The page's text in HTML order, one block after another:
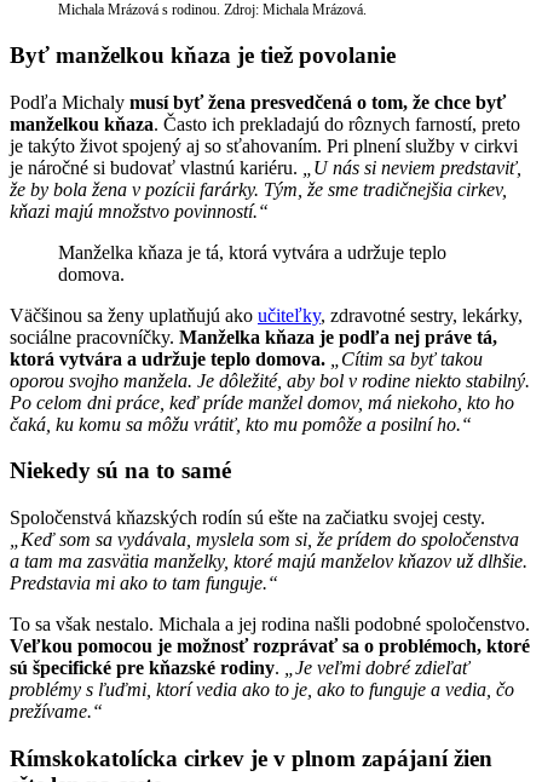
Michala Mrázová s rodinou. Zdroj: Michala Mrázová.
Byť manželkou kňaza je tiež povolanie
Podľa Michaly musí byť žena presvedčená o tom, že chce byť
manželkou kňaza. Často ich prekladajú do rôznych farností, preto
je takýto život spojený aj so sťahovaním. Pri plnení služby v cirkvi
je náročné si budovať vlastnú kariéru.
„U nás si neviem predstaviť,
že by bola žena v pozícii farárky. Tým, že sme tradičnejšia cirkev,
kňazi majú množstvo povinností.“
Manželka kňaza je tá, ktorá vytvára a udržuje teplo
domova.
Väčšinou sa ženy uplatňujú ako učiteľky, zdravotné sestry, lekárky,
sociálne pracovníčky. Manželka kňaza je podľa nej práve tá,
ktorá vytvára a udržuje teplo domova.
„Cítim sa byť takou
oporou svojho manžela. Je dôležité, aby bol v rodine niekto stabilný.
Po celom dni práce, keď príde manžel domov, má niekoho, kto ho
čaká, ku komu sa môžu vrátiť, kto mu pomôže a posilní ho.“
Niekedy sú na to samé
Spoločenstvá kňazských rodín sú ešte na začiatku svojej cesty.
„Keď som sa vydávala, myslela som si, že prídem do spoločenstva
a tam ma zasvätia manželky, ktoré majú manželov kňazov už dlhšie.
Predstavia mi ako to tam funguje.“
To sa však nestalo. Michala a jej rodina našli podobné spoločenstvo.
Veľkou pomocou je možnosť rozprávať sa o problémoch, ktoré
sú špecifické pre kňazské rodiny.
„Je veľmi dobré zdieľať
problémy s ľuďmi, ktorí vedia ako to je, ako to funguje a vedia, čo
prežívame.“
Rímskokatolícka cirkev je v plnom zapájaní žien